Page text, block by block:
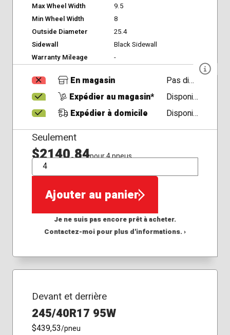
Max Wheel Width
9.5
Min Wheel Width
8
Outside Diameter
25.4
Sidewall
Black Sidewall
Warranty Mileage
-
En magasin
Pas disponible
Expédier au magasin*
Disponible
Expédier à domicile
Disponible
Seulement
$2140,84pour 4 pneus
QTÉ
Ajouter au panier
Je ne suis pas encore prêt à acheter.
Contactez-moi pour plus d'informations. ›
Devant et derrière
245/40R17 95W
$439,53/pneu